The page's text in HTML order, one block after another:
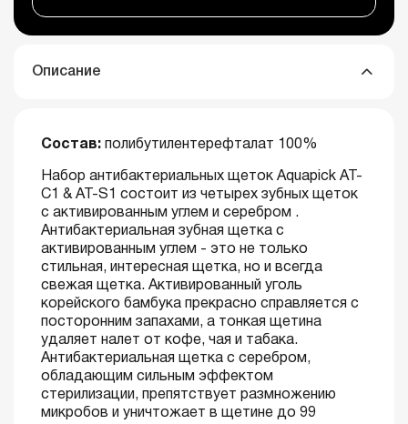
Описание
Состав: полибутилентерефталат 100%
Набор антибактериальных щеток Aquapick AT-
C1 & AT-S1 состоит из четырех зубных щеток
с активированным углем и серебром .
Антибактериальная зубная щетка с
активированным углем - это не только
стильная, интересная щетка, но и всегда
свежая щетка. Активированный уголь
корейского бамбука прекрасно справляется с
посторонним запахами, а тонкая щетина
удаляет налет от кофе, чая и табака.
Антибактериальная щетка с серебром,
обладающим сильным эффектом
стерилизации, препятствует размножению
микробов и уничтожает в щетине до 99